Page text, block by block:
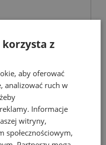
stojąca,
z
aby oferować
analizować ruch w
Informacje
witryny,
społecznościowym,